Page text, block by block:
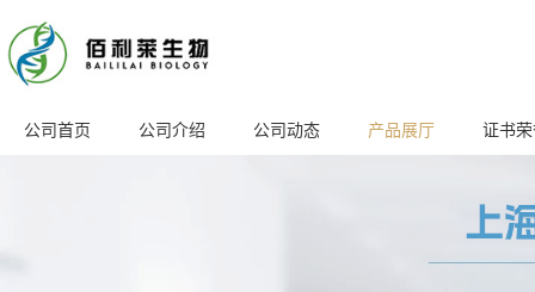
公司首页 公司介绍 公司动态 产品展厅 证书